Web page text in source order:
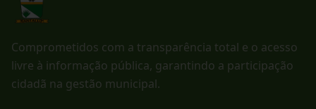
Comprometidos com a transparência total e o acesso
livre à informação pública, garantindo a participação
cidadã na gestão municipal.